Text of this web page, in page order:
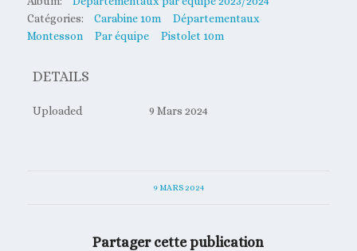
Catégories:
Carabine 10m
Départementaux
Montesson
Par équipe Pistolet 10m
DETAILS
Uploaded 9 Mars 2024
9 MARS 2024
Partager cette publication